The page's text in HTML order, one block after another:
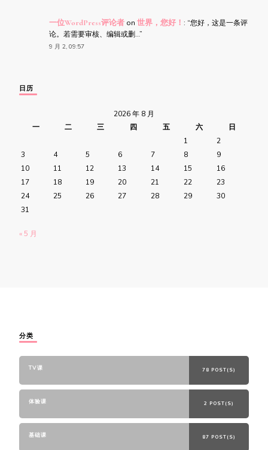
一位WordPress评论者 on 世界，您好！ : “您好，这是一条评
论。若需要审核、编辑或删…”
9 月 2, 09:57
日历
2026 年 8 月
一
二 三 四 五 六
日
1
2
3
4 5 6 7 8
9
10
11 12 13 14 15
16
17
18 19 20 21 22
23
24
25 26 27 28 29
30
31
« 5 月
分类
TV课 78 POST(S)
体验课 2 POST(S)
基础课 87 POST(S)